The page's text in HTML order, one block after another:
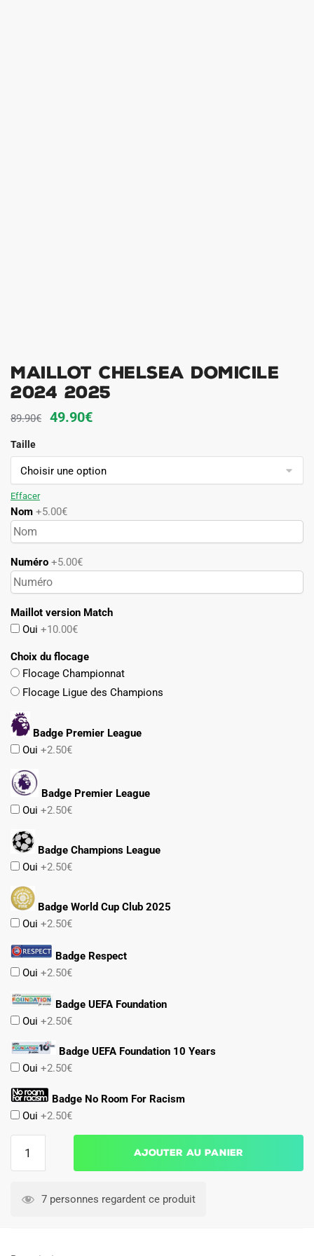
Maillot Chelsea Domicile
2024 2025
89.90€
Le
initial
était :
49.90€Le
actuel
est :
Taille
Effacer
Nom +5.00€
Numéro +5.00€
Maillot version Match
Oui +10.00€
Choix du flocage
Flocage Championnat
Flocage Ligue des Champions
Badge Premier League
Oui +2.50€
Badge Premier League
Oui +2.50€
Badge Champions League
Oui +2.50€
Badge World Cup Club 2025
Oui +2.50€
Badge Respect
Oui +2.50€
Badge UEFA Foundation
Oui +2.50€
Badge UEFA Foundation 10 Years
Oui +2.50€
Badge No Room For Racism
Oui +2.50€
Chelsea
Ajouter au panier
7 personnes regardent ce produit